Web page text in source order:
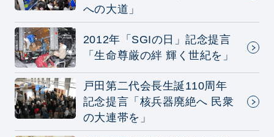
への大道」
2012年「SGIの日」記念提言
「生命尊厳の絆 輝く世紀を」
戸田第二代会長生誕110周年
記念提言「核兵器廃絶へ 民衆
の大連帯を」